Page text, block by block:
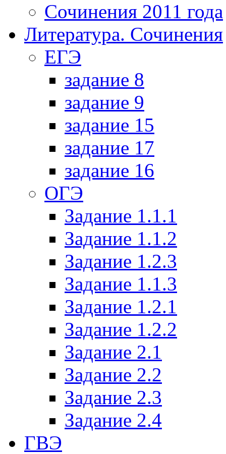
Сочинения 2011 года
Литература. Сочинения
ЕГЭ
задание 8
задание 9
задание 15
задание 17
задание 16
ОГЭ
Задание 1.1.1
Задание 1.1.2
Задание 1.2.3
Задание 1.1.3
Задание 1.2.1
Задание 1.2.2
Задание 2.1
Задание 2.2
Задание 2.3
Задание 2.4
ГВЭ